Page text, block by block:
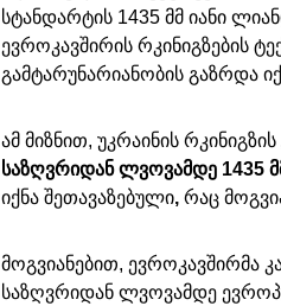
სტანდარტის 1435 მმ იანი
ევროკავშირის რკინიგზების
გამტარუნარიანობის გაზრდა
ამ მიზნით, უკრაინის
საზღვრიდან ლვოვამდე 1435
იქნა შეთავაზებული, რაც
მოგვიანებით, ევროკავშირმა
საზღვრიდან ლვოვამდე